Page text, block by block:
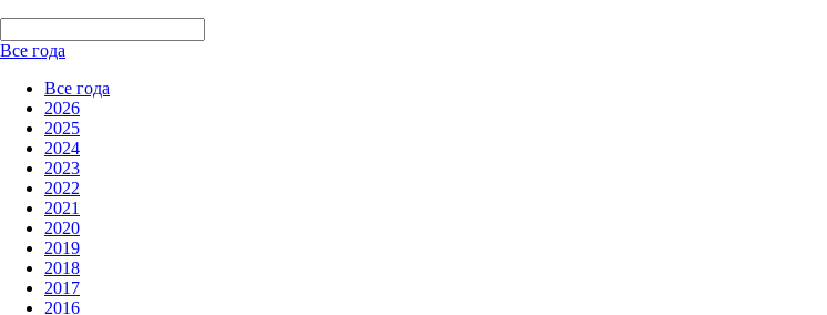
Все года
Все года
2026
2025
2024
2023
2022
2021
2020
2019
2018
2017
2016